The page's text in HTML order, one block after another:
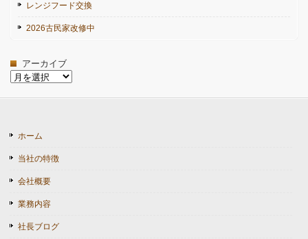
レンジフード交換
2026古民家改修中
アーカイブ
ア
カ
ホーム
当社の特徴
会社概要
業務内容
社長ブログ